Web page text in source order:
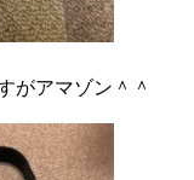
がアマゾン＾＾